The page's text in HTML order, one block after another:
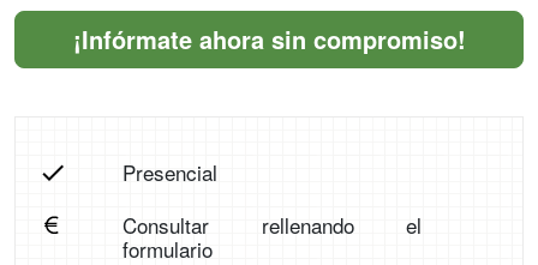
¡Infórmate ahora sin compromiso!
Presencial
Consultar rellenando el
formulario